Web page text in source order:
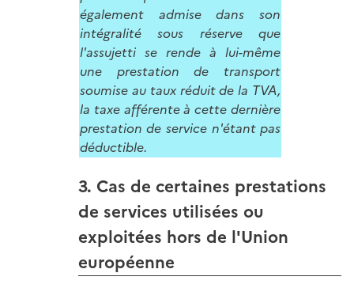
également admise dans son
intégralité sous réserve que
l'assujetti se rende à lui-même
une prestation de transport
soumise au taux réduit de la TVA,
la taxe afférente à cette dernière
prestation de service n'étant pas
déductible.
3. Cas de certaines prestations
de services utilisées ou
exploitées hors de l'Union
européenne